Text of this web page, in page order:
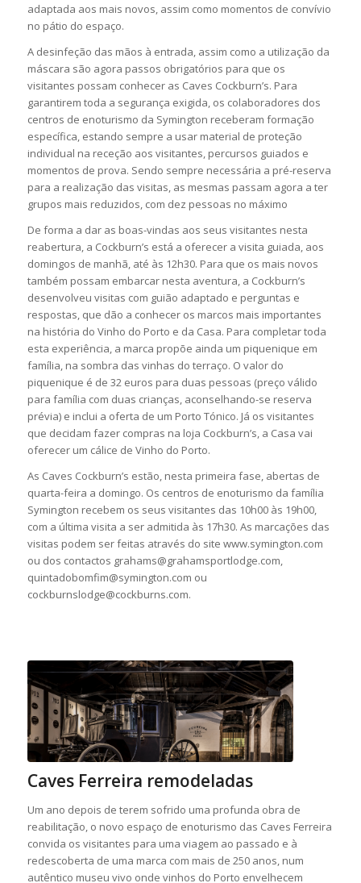
adaptada aos mais novos, assim como momentos de convívio
no pátio do espaço.
A desinfeção das mãos à entrada, assim como a utilização da
máscara são agora passos obrigatórios para que os
visitantes possam conhecer as Caves Cockburn’s. Para
garantirem toda a segurança exigida, os colaboradores dos
centros de enoturismo da Symington receberam formação
específica, estando sempre a usar material de proteção
individual na receção aos visitantes, percursos guiados e
momentos de prova. Sendo sempre necessária a pré-reserva
para a realização das visitas, as mesmas passam agora a ter
grupos mais reduzidos, com dez pessoas no máximo
De forma a dar as boas-vindas aos seus visitantes nesta
reabertura, a Cockburn’s está a oferecer a visita guiada, aos
domingos de manhã, até às 12h30. Para que os mais novos
também possam embarcar nesta aventura, a Cockburn’s
desenvolveu visitas com guião adaptado e perguntas e
respostas, que dão a conhecer os marcos mais importantes
na história do Vinho do Porto e da Casa. Para completar toda
esta experiência, a marca propõe ainda um piquenique em
família, na sombra das vinhas do terraço. O valor do
piquenique é de 32 euros para duas pessoas (preço válido
para família com duas crianças, aconselhando-se reserva
prévia) e inclui a oferta de um Porto Tónico. Já os visitantes
que decidam fazer compras na loja Cockburn’s, a Casa vai
oferecer um cálice de Vinho do Porto.
As Caves Cockburn’s estão, nesta primeira fase, abertas de
quarta-feira a domingo. Os centros de enoturismo da família
Symington recebem os seus visitantes das 10h00 às 19h00,
com a última visita a ser admitida às 17h30. As marcações das
visitas podem ser feitas através do site www.symington.com
ou dos contactos grahams@grahamsportlodge.com,
quintadobomfim@symington.com ou
cockburnslodge@cockburns.com.
Caves Ferreira remodeladas
Um ano depois de terem sofrido uma profunda obra de
reabilitação, o novo espaço de enoturismo das Caves Ferreira
convida os visitantes para uma viagem ao passado e à
redescoberta de uma marca com mais de 250 anos, num
autêntico museu vivo onde vinhos do Porto envelhecem